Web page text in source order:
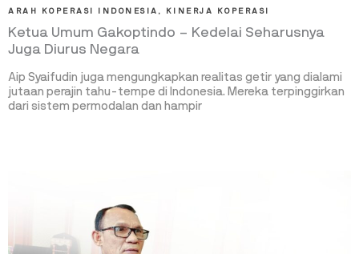
ARAH KOPERASI INDONESIA , KINERJA KOPERASI
Ketua Umum Gakoptindo – Kedelai Seharusnya
Juga Diurus Negara
Aip Syaifudin juga mengungkapkan realitas getir yang dialami
jutaan perajin tahu-tempe di Indonesia. Mereka terpinggirkan
dari sistem permodalan dan hampir